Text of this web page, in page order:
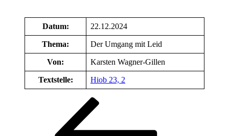
Datum: 22.12.2024
Thema: Der Umgang mit Leid
Von: Karsten Wagner-Gillen
Textstelle: Hiob 23, 2
Beitragsnavigation